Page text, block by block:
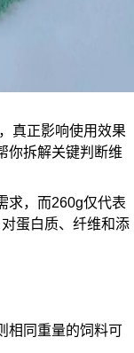
真正影响使用效果
你拆解关键判断维
求，而260g仅代表
蛋白质、纤维和添
相同重量的饲料可